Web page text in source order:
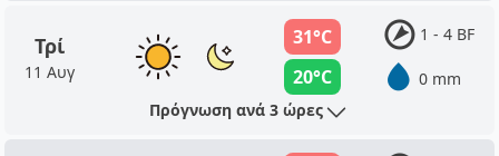
Τρί
11 Αυγ
31°C
20°C
1 - 4 BF
0 mm
Πρόγνωση ανά 3 ώρες